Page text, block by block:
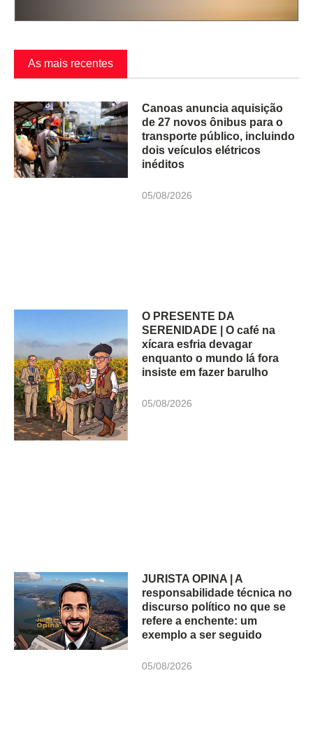
As mais recentes
Canoas anuncia aquisição
de 27 novos ônibus para o
transporte público, incluindo
dois veículos elétricos
inéditos
05/08/2026
O PRESENTE DA
SERENIDADE | O café na
xícara esfria devagar
enquanto o mundo lá fora
insiste em fazer barulho
05/08/2026
JURISTA OPINA | A
responsabilidade técnica no
discurso político no que se
refere a enchente: um
exemplo a ser seguido
05/08/2026